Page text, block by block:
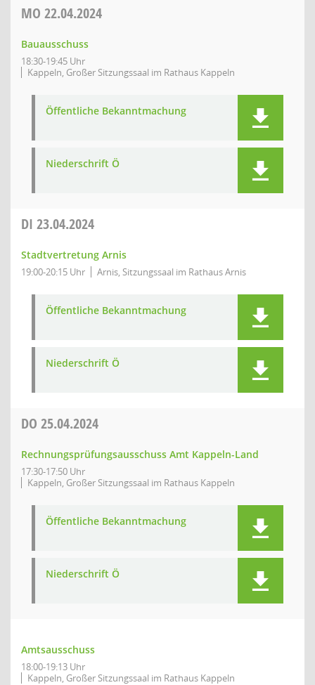
MO 22.04.2024
Bauausschuss
18:30-19:45 Uhr
Kappeln, Großer Sitzungssaal im Rathaus Kappeln
Öffentliche Bekanntmachung
Niederschrift Ö
DI 23.04.2024
Stadtvertretung Arnis
19:00-20:15 Uhr Arnis, Sitzungssaal im Rathaus Arnis
Öffentliche Bekanntmachung
Niederschrift Ö
DO 25.04.2024
Rechnungsprüfungsausschuss Amt Kappeln-Land
17:30-17:50 Uhr
Kappeln, Großer Sitzungssaal im Rathaus Kappeln
Öffentliche Bekanntmachung
Niederschrift Ö
Amtsausschuss
18:00-19:13 Uhr
Kappeln, Großer Sitzungssaal im Rathaus Kappeln